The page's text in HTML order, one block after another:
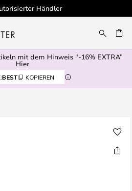
Händler
mit dem Hinweis "-16% EXTRA”
Hier
BEST KOPIEREN